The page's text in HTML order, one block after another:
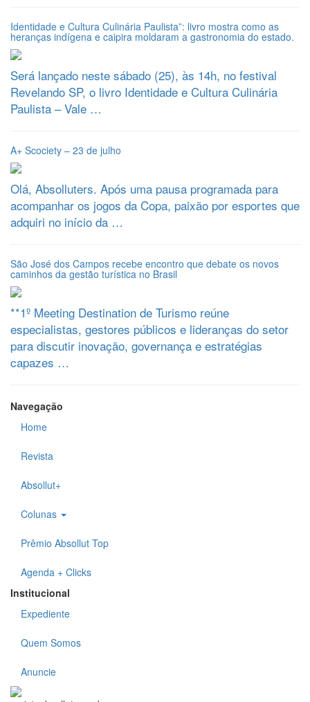
Identidade e Cultura Culinária Paulista”: livro mostra como as
heranças indígena e caipira moldaram a gastronomia do estado.
Será lançado neste sábado (25), às 14h, no festival
Revelando SP, o livro Identidade e Cultura Culinária
Paulista – Vale …
A+ Scociety – 23 de julho
Olá, Absolluters. Após uma pausa programada para
acompanhar os jogos da Copa, paixão por esportes que
adquiri no início da …
São José dos Campos recebe encontro que debate os novos
caminhos da gestão turística no Brasil
**1º Meeting Destination de Turismo reúne
especialistas, gestores públicos e lideranças do setor
para discutir inovação, governança e estratégias
capazes …
Navegação
Home
Revista
Absollut+
Colunas
Prêmio Absollut Top
Agenda + Clicks
Institucional
Expediente
Quem Somos
Anuncie